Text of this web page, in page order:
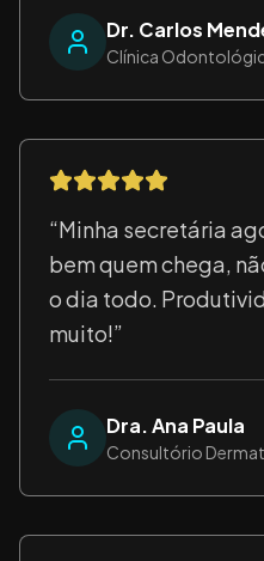
Dr. Carlos
Clínica
“Minha secretária
bem quem chega,
o dia todo.
muito!”
Dra. Ana Paula
Consultório